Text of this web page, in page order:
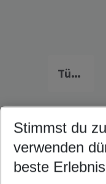
Türkei Urlaub
Quicklinks
Familienurlaub
Stimmst du
verwenden
beste